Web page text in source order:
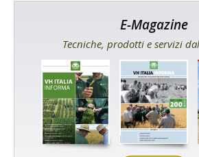
E-Magazine
Tecniche, prodotti e servizi